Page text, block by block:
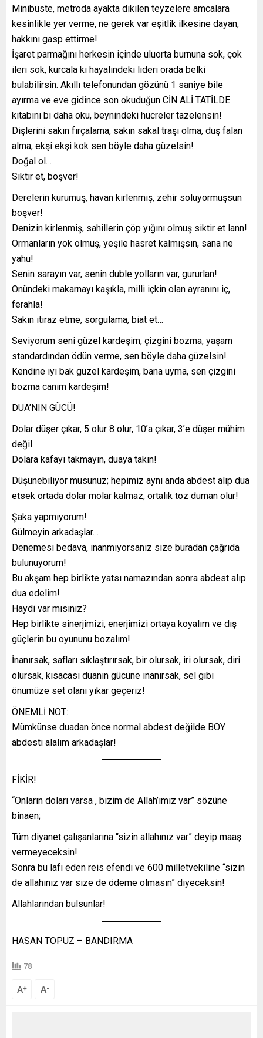
Minibüste, metroda ayakta dikilen teyzelere amcalara
kesinlikle yer verme, ne gerek var eşitlik ilkesine dayan,
hakkını gasp ettirme!
İşaret parmağını herkesin içinde uluorta burnuna sok, çok
ileri sok, kurcala ki hayalindeki lideri orada belki
bulabilirsin. Akıllı telefonundan gözünü 1 saniye bile
ayırma ve eve gidince son okuduğun CİN ALİ TATİLDE
kitabını bi daha oku, beynindeki hücreler tazelensin!
Dişlerini sakın fırçalama, sakın sakal traşı olma, duş falan
alma, ekşi ekşi kok sen böyle daha güzelsin!
Doğal ol…
Siktir et, boşver!
Derelerin kurumuş, havan kirlenmiş, zehir soluyormuşsun
boşver!
Denizin kirlenmiş, sahillerin çöp yığını olmuş siktir et lann!
Ormanların yok olmuş, yeşile hasret kalmışsın, sana ne
yahu!
Senin sarayın var, senin duble yolların var, gururlan!
Önündeki makarnayı kaşıkla, milli içkin olan ayranını iç,
ferahla!
Sakın itiraz etme, sorgulama, biat et…
Seviyorum seni güzel kardeşim, çizgini bozma, yaşam
standardından ödün verme, sen böyle daha güzelsin!
Kendine iyi bak güzel kardeşim, bana uyma, sen çizgini
bozma canım kardeşim!
DUA’NIN GÜCÜ!
Dolar düşer çıkar, 5 olur 8 olur, 10’a çıkar, 3’e düşer mühim
değil.
Dolara kafayı takmayın, duaya takın!
Düşünebiliyor musunuz; hepimiz aynı anda abdest alıp dua
etsek ortada dolar molar kalmaz, ortalık toz duman olur!
Şaka yapmıyorum!
Gülmeyin arkadaşlar…
Denemesi bedava, inanmıyorsanız size buradan çağrıda
bulunuyorum!
Bu akşam hep birlikte yatsı namazından sonra abdest alıp
dua edelim!
Haydi var mısınız?
Hep birlikte sinerjimizi, enerjimizi ortaya koyalım ve dış
güçlerin bu oyununu bozalım!
İnanırsak, safları sıklaştırırsak, bir olursak, iri olursak, diri
olursak, kısacası duanın gücüne inanırsak, sel gibi
önümüze set olanı yıkar geçeriz!
ÖNEMLİ NOT:
Mümkünse duadan önce normal abdest değilde BOY
abdesti alalım arkadaşlar!
FİKİR!
“Onların doları varsa , bizim de Allah’ımız var” sözüne
binaen;
Tüm diyanet çalışanlarına “sizin allahınız var” deyip maaş
vermeyeceksin!
Sonra bu lafı eden reis efendi ve 600 milletvekiline “sizin
de allahınız var size de ödeme olmasın” diyeceksin!
Allahlarından bulsunlar!
HASAN TOPUZ – BANDIRMA
78
A+ A-